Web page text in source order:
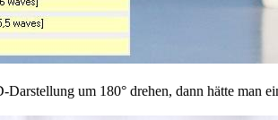
um 180° drehen, dann hätte man